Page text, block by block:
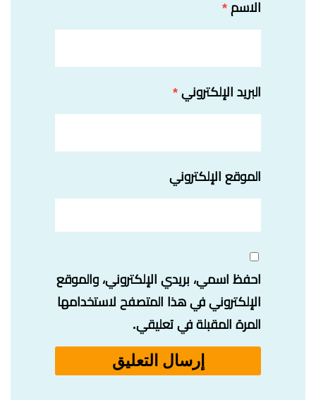
الاسم *
البريد الإلكتروني *
الموقع الإلكتروني
احفظ اسمي، بريدي الإلكتروني، والموقع
الإلكتروني في هذا المتصفح لاستخدامها
المرة المقبلة في تعليقي.